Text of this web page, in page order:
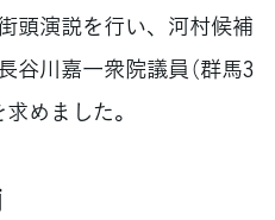
頭演説を行い、河村候補
谷川嘉一衆院議員（群馬3
めました。